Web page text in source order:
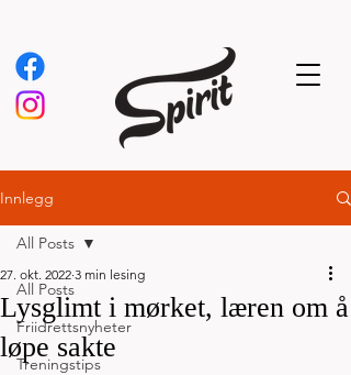
Innlegg
All Posts
Friidrettsnyheter
Treningstips
All Posts
Lysglimt i mørket, læren om å
løpe sakte
27. okt. 2022 3 min lesing